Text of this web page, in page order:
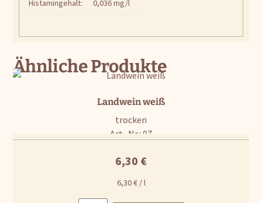
Histamingehalt: 0,036 mg/l
Ähnliche Produkte
Landwein weiß
trocken
Art.-Nr.: 07
6,30 €
6,30€/l